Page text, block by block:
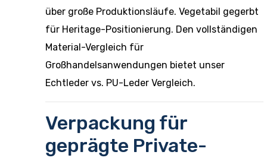
über große Produktionsläufe. Vegetabil gegerbt
für Heritage-Positionierung. Den vollständigen
Material-Vergleich für
Großhandelsanwendungen bietet unser
Echtleder vs. PU-Leder Vergleich.
Verpackung für
geprägte Private-